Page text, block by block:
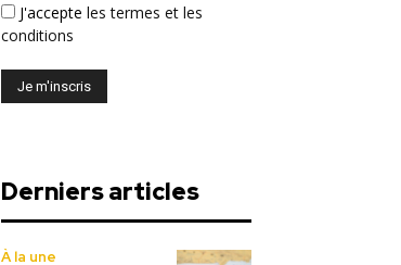
J'accepte les termes et les
conditions
Derniers articles
À la une